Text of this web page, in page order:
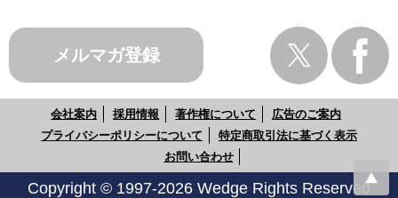
メルマガ登録
会社案内 採用情報 著作権について
広告のご案内
プライバシーポリシーについて
特定商取引法に基づく表示
お問い合わせ
Copyright © 1997-2026 Wedge Rights Reserved